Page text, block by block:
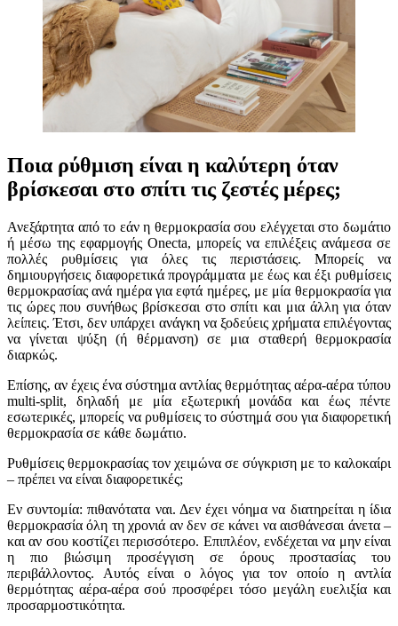
Ποια ρύθμιση είναι η καλύτερη όταν
βρίσκεσαι στο σπίτι τις ζεστές μέρες;
Ανεξάρτητα από το εάν η θερμοκρασία σου ελέγχεται στο δωμάτιο
ή μέσω της εφαρμογής Onecta, μπορείς να επιλέξεις ανάμεσα σε
πολλές ρυθμίσεις για όλες τις περιστάσεις. Μπορείς να
δημιουργήσεις διαφορετικά προγράμματα με έως και έξι ρυθμίσεις
θερμοκρασίας ανά ημέρα για εφτά ημέρες, με μία θερμοκρασία για
τις ώρες που συνήθως βρίσκεσαι στο σπίτι και μια άλλη για όταν
λείπεις. Έτσι, δεν υπάρχει ανάγκη να ξοδεύεις χρήματα επιλέγοντας
να γίνεται ψύξη (ή θέρμανση) σε μια σταθερή θερμοκρασία
διαρκώς.
Επίσης, αν έχεις ένα σύστημα αντλίας θερμότητας αέρα-αέρα τύπου
multi-split, δηλαδή με μία εξωτερική μονάδα και έως πέντε
εσωτερικές, μπορείς να ρυθμίσεις το σύστημά σου για διαφορετική
θερμοκρασία σε κάθε δωμάτιο.
Ρυθμίσεις θερμοκρασίας τον χειμώνα σε σύγκριση με το καλοκαίρι
– πρέπει να είναι διαφορετικές;
Εν συντομία: πιθανότατα ναι. Δεν έχει νόημα να διατηρείται η ίδια
θερμοκρασία όλη τη χρονιά αν δεν σε κάνει να αισθάνεσαι άνετα –
και αν σου κοστίζει περισσότερο. Επιπλέον, ενδέχεται να μην είναι
η πιο βιώσιμη προσέγγιση σε όρους προστασίας του
περιβάλλοντος. Αυτός είναι ο λόγος για τον οποίο η αντλία
θερμότητας αέρα-αέρα σού προσφέρει τόσο μεγάλη ευελιξία και
προσαρμοστικότητα.